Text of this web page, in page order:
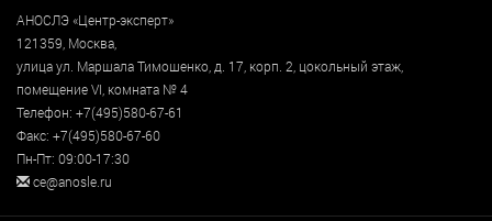
АНОСЛЭ «Центр-эксперт»
121359 Москва
улицаул. Маршала Тимошенко, д. 17, корп. 2, цокольный этаж
помещение VI, комната № 4
Телефон: +7(495)580-67-61
Факс: +7(495)580-67-60
Пн-Пт: 09:00-17:30
ce@anosle.ru